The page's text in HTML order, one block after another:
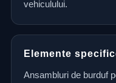
vehiculului.
Elemente
Ansambluri de burduf